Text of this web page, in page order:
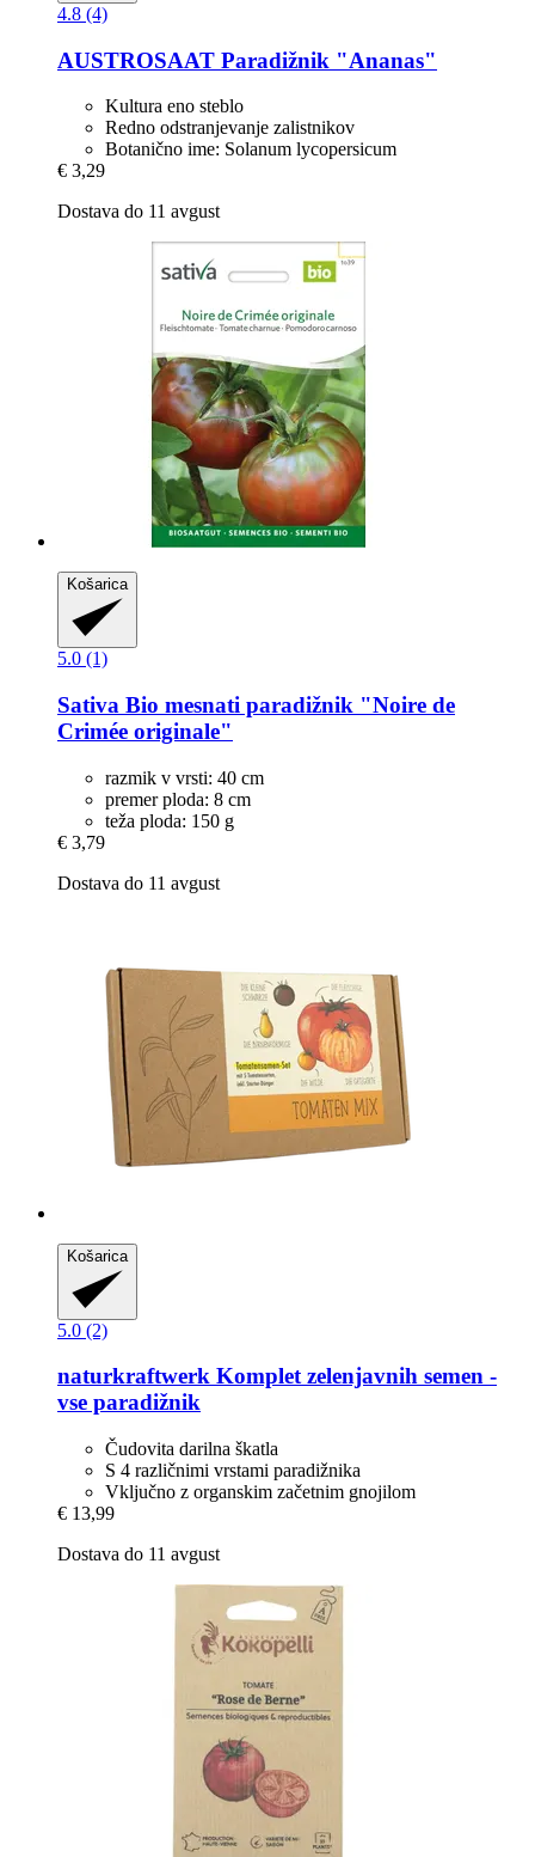
4.8 (4)
AUSTROSAAT Paradižnik "Ananas"
Kultura eno steblo
Redno odstranjevanje zalistnikov
Botanično ime: Solanum lycopersicum
€ 3,29
Dostava do 11 avgust
Košarica
5.0 (1)
Sativa Bio mesnati paradižnik "Noire de
Crimée originale"
razmik v vrsti: 40 cm
premer ploda: 8 cm
teža ploda: 150 g
€ 3,79
Dostava do 11 avgust
Košarica
5.0 (2)
naturkraftwerk Komplet zelenjavnih semen -​
vse paradižnik
Čudovita darilna škatla
S 4 različnimi vrstami paradižnika
Vključno z organskim začetnim gnojilom
€ 13,99
Dostava do 11 avgust